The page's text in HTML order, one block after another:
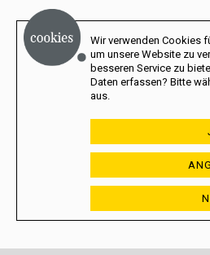
Wir verwenden Cookies
um unsere Website zu
besseren Service zu
Daten erfassen? Bitte
aus.